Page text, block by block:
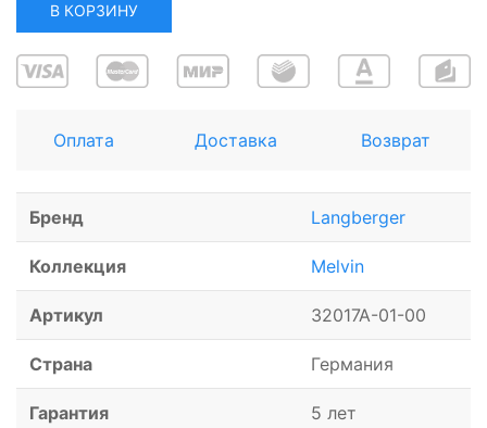
В КОРЗИНУ
Оплата Доставка Возврат
Бренд Langberger
Коллекция Melvin
Артикул 32017A-01-00
Страна Германия
Гарантия 5 лет